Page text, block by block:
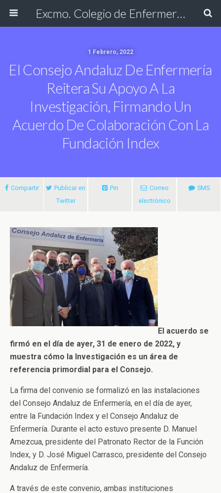
Excmo. Colegio de Enfermería de Cádiz
1 Febrero, 2022
El Consejo Andaluz De Enfermería
Reitera Su Apoyo A La
Investigación, Firmando Un
Acuerdo De Colaboración Con La
Fundación Index
Compartir
Publicar en
Twitter
Pin
Correo
electrónico
SMS
El acuerdo se
firmó en el día de ayer, 31 de enero de 2022, y
muestra cómo la Investigación es un área de
referencia primordial para el Consejo.
La firma del convenio se formalizó en las instalaciones
del Consejo Andaluz de Enfermería, en el día de ayer,
entre la Fundación Index y el Consejo Andaluz de
Enfermería. Durante el acto estuvo presente D. Manuel
Amezcua, presidente del Patronato Rector de la Función
Index, y D. José Miguel Carrasco, presidente del Consejo
Andaluz de Enfermería.
A través de este convenio, ambas instituciones